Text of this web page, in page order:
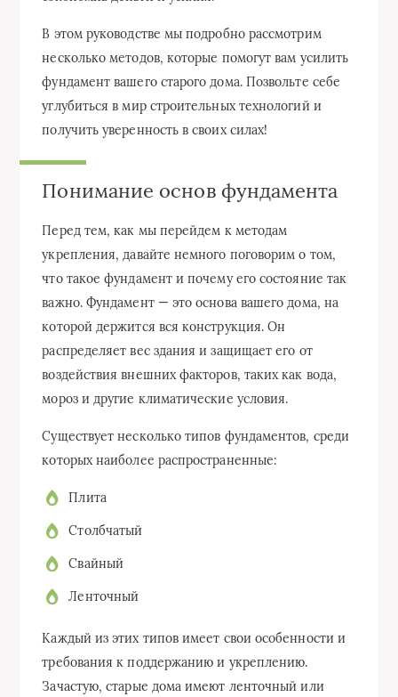
В этом руководстве мы подробно рассмотрим
несколько методов, которые помогут вам усилить
фундамент вашего старого дома. Позвольте себе
углубиться в мир строительных технологий и
получить уверенность в своих силах!
Понимание основ фундамента
Перед тем, как мы перейдем к методам
укрепления, давайте немного поговорим о том,
что такое фундамент и почему его состояние так
важно. Фундамент — это основа вашего дома, на
которой держится вся конструкция. Он
распределяет вес здания и защищает его от
воздействия внешних факторов, таких как вода,
мороз и другие климатические условия.
Существует несколько типов фундаментов, среди
которых наиболее распространенные:
Плита
Столбчатый
Свайный
Ленточный
Каждый из этих типов имеет свои особенности и
требования к поддержанию и укреплению.
Зачастую, старые дома имеют ленточный или